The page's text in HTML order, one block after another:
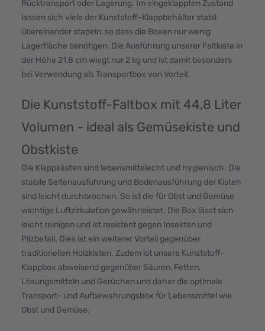
Rücktransport oder Lagerung. Im eingeklappten Zustand
lassen sich viele der Kunststoff-Klappbehälter stabil
übereinander stapeln, so dass die Boxen nur wenig
Lagerfläche benötigen. Die Ausführung unserer Faltkiste in
der Höhe 21,8 cm wiegt nur 2 kg und ist damit besonders
bei Verwendung als Transportbox von Vorteil.
Die Kunststoff-Faltbox mit 44,8 Liter
Volumen - ideal als Gemüsekiste und
Obstkiste
Die Klappkästen sind lebensmittelecht und hygienisch. Die
stabile Seitenausführung und Bodenausführung der Kisten
sind leicht durchbrochen. So ist die für Obst und Gemüse
wichtige Luftzirkulation gewährleistet. Die Box lässt sich
leicht reinigen und ist resistent gegen Insekten und
Pilzbefall. Dies ist ein weiterer Vorteil gegenüber
traditionellen Holzkisten. Zudem ist unsere Kunststoff-
Klappbox abweisend gegenüber Säuren, Fetten,
Lösungsmitteln und Gerüchen und daher die optimale
Transport- und Aufbewahrungsbox für Lebensmittel wie
Obst und Gemüse.